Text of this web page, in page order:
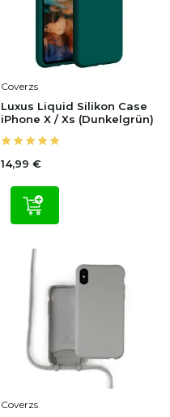
Coverzs
Luxus Liquid Silikon Case
iPhone X / Xs (Dunkelgrün)
14,99 €
Coverzs